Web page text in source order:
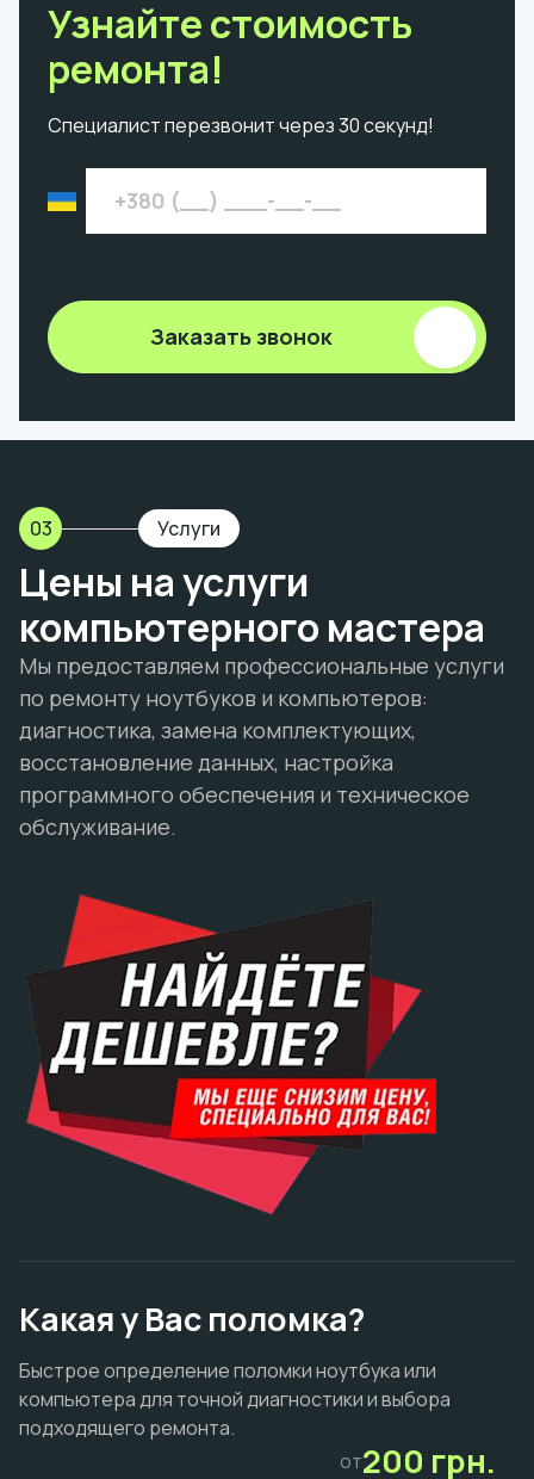
Узнайте стоимость
ремонта!
Специалист перезвонит через 30 секунд!
Заказать звонок
03 Услуги
Цены на услуги
компьютерного мастера
Мы предоставляем профессиональные услуги
по ремонту ноутбуков и компьютеров:
диагностика, замена комплектующих,
восстановление данных, настройка
программного обеспечения и техническое
обслуживание.
Какая у Вас поломка?
Быстрое определение поломки ноутбука или
компьютера для точной диагностики и выбора
подходящего ремонта.
от200 грн.